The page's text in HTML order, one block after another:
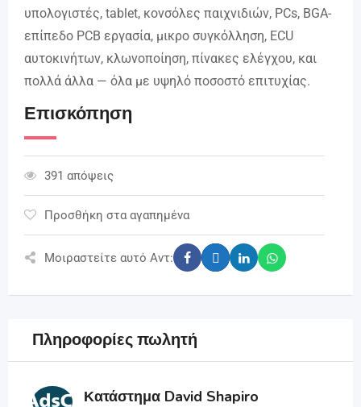
υπολογιστές, tablet, κονσόλες παιχνιδιών, PCs, BGA-
επίπεδο PCB εργασία, μικρο συγκόλληση, ECU
αυτοκινήτων, κλωνοποίηση, πίνακες ελέγχου, και
πολλά άλλα — όλα με υψηλό ποσοστό επιτυχίας.
Επισκόπηση
391 απόψεις
Προσθήκη στα αγαπημένα
Μοιραστείτε αυτό Αντ:
Πληροφορίες πωλητή
Κατάστημα David Shapiro